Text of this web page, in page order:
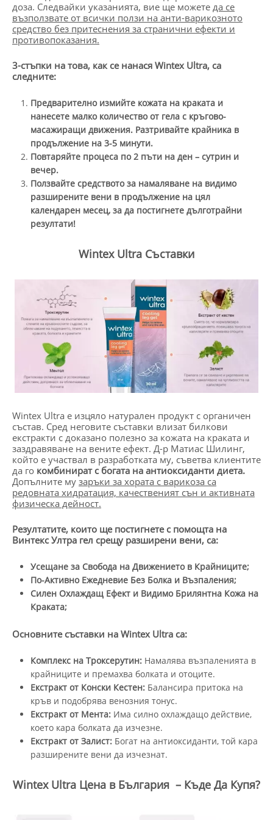
доза. Следвайки указанията, вие ще можете да се
възползвате от всички ползи на анти-варикозното
средство без притеснения за странични ефекти и
противопоказания.
3-стъпки на това, как се нанася Wintex Ultra, са
следните:
Предварително измийте кожата на краката и
нанесете малко количество от гела с кръгово-
масажиращи движения. Разтривайте крайника в
продължение на 3-5 минути.
Повтаряйте процеса по 2 пъти на ден – сутрин и
вечер.
Ползвайте средството за намаляване на видимо
разширените вени в продължение на цял
календарен месец, за да постигнете дълготрайни
резултати!
Wintex Ultra Съставки
Wintex Ultra е изцяло натурален продукт с органичен
състав. Сред неговите съставки влизат билкови
екстракти с доказано полезно за кожата на краката и
заздравяване на вените ефект. Д-р Матиас Шилинг,
който е участвал в разработката му, съветва клиентите
да го комбинират с богата на антиоксиданти диета.
Допълните му заръки за хората с варикоза са
редовната хидратация, качественият сън и активната
физическа дейност.
Резултатите, които ще постигнете с помощта на
Винтекс Ултра гел срещу разширени вени, са:
Усещане за Свобода на Движението в Крайниците;
По-Активно Ежедневие Без Болка и Възпаления;
Силен Охлаждащ Ефект и Видимо Брилянтна Кожа на
Краката;
Основните съставки на Wintex Ultra са:
Комплекс на Троксерутин: Намалява възпаленията в
крайниците и премахва болката и отоците.
Екстракт от Конски Кестен: Балансира притока на
кръв и подобрява венозния тонус.
Екстракт от Мента: Има силно охлаждащо действие,
което кара болката да изчезне.
Екстракт от Залист: Богат на антиоксиданти, той кара
разширените вени да изчезнат.
Wintex Ultra Цена в България – Къде Да Купя?